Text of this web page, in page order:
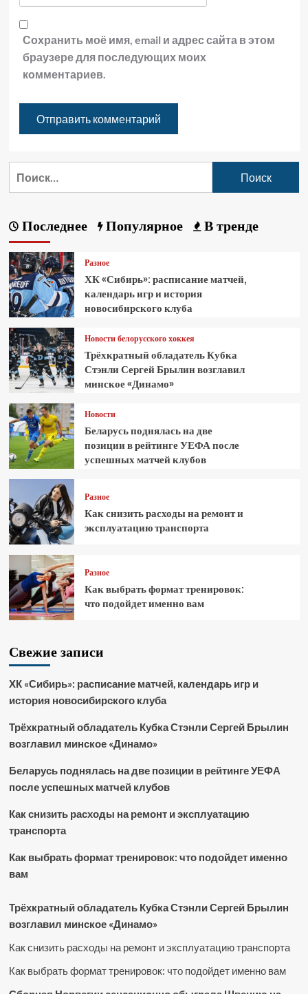
Сохранить моё имя, email и адрес сайта в этом
браузере для последующих моих
комментариев.
Последнее Популярное В тренде
Разное
ХК «Сибирь»: расписание матчей,
календарь игр и история
новосибирского клуба
Новости белорусского хоккея
Трёхкратный обладатель Кубка
Стэнли Сергей Брылин возглавил
минское «Динамо»
Новости
Беларусь поднялась на две
позиции в рейтинге УЕФА после
успешных матчей клубов
Разное
Как снизить расходы на ремонт и
эксплуатацию транспорта
Разное
Как выбрать формат тренировок:
что подойдет именно вам
Свежие записи
ХК «Сибирь»: расписание матчей, календарь игр и
история новосибирского клуба
Трёхкратный обладатель Кубка Стэнли Сергей Брылин
возглавил минское «Динамо»
Беларусь поднялась на две позиции в рейтинге УЕФА
после успешных матчей клубов
Как снизить расходы на ремонт и эксплуатацию
транспорта
Как выбрать формат тренировок: что подойдет именно
вам
Трёхкратный обладатель Кубка Стэнли Сергей Брылин
возглавил минское «Динамо»
Как снизить расходы на ремонт и эксплуатацию транспорта
Как выбрать формат тренировок: что подойдет именно вам